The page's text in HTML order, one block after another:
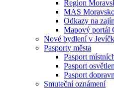
Region
MAS
Odkazy na
Mapový portál
Nové bydlení v
Pasporty města
Pasport
Pasport
Pasport
Smuteční oznámení